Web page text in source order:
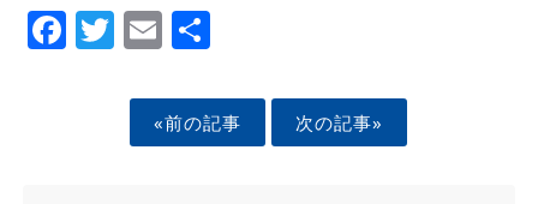
Facebook
Twitter
EmailShare
«前の記事 次の記事»